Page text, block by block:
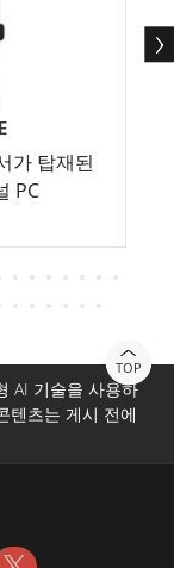
가 탑재된
PC
TOP
AI 기술을 사용하
텐츠는 게시 전에